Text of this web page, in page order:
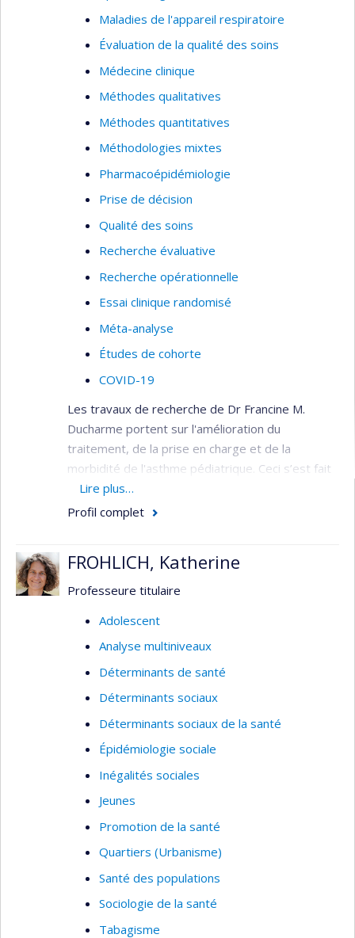
mentale;
l’axe transfert de connaissance ayant pour
objectif de diffuser les connaissances
concernant les services périnataux et
préscolaires les plus efficaces afin
d’améliorer ces services.
Observatoire pour l'Éducation et la
Santé des enfants, LeGroupe de Recherche sur
l'Inadaptation Psychosociale chez l'enfant
Réseau Périnatologie
Maladies de l'appareil respiratoire
Évaluation de la qualité des soins
Médecine clinique
Méthodes qualitatives
Méthodes quantitatives
Méthodologies mixtes
Pharmacoépidémiologie
Prise de décision
Qualité des soins
Recherche évaluative
Recherche opérationnelle
Essai clinique randomisé
Méta-analyse
Études de cohorte
COVID-19
Les travaux de recherche de Dr Francine M.
Ducharme portent sur l'amélioration du
traitement, de la prise en charge et de la
morbidité de l'asthme pédiatrique. Ceci s’est fait
par le biais du développement d’instruments
cliniques et de recherche spécifiques aux enfants,
d’essais randomisés, la dissémination des lignes
directrices basées sur les preuves scientifiques
améliorer l’adhérence des professionnels de la
santé, les patients et leur famille aux lignes
directrices.
Intérêts de recherche
Asthme pédiatrique
Efficacité et profil de tolérance des
interventions pour l’asthme pédiatrique
Élaboration d’instruments pour les enfants
contrôlés randomisés
Épidémiologie clinique (plan et méthodes)
Transfert des connaissances
Lire plus…
Profil complet
FROHLICH, Katherine
Professeure titulaire
Adolescent
Analyse multiniveaux
Déterminants de santé
Déterminants sociaux
Déterminants sociaux de la santé
Épidémiologie sociale
Inégalités sociales
Jeunes
Promotion de la santé
Quartiers (Urbanisme)
Santé des populations
Sociologie de la santé
Tabagisme